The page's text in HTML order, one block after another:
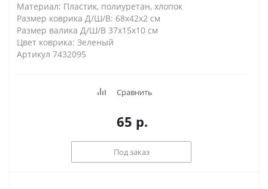
Материал: Пластик, полиуретан, хлопок
Размер коврика Д/Ш/В: 68х42х2 см
Размер валика Д/Ш/В 37х15х10 см
Цвет коврика: Зеленый
Артикул 7432095
Сравнить
65 р.
Под заказ